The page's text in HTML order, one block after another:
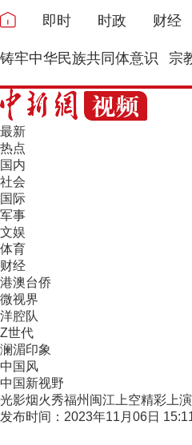
即时 时政 财经
铸牢中华民族共同体意识 宗
最新
热点
国内
社会
国际
军事
文娱
体育
财经
港澳台侨
微视界
洋腔队
Z世代
澜湄印象
中国风
中国新视野
光影烟火秀福州闽江上空精彩上
发布时间：2023年11月06日